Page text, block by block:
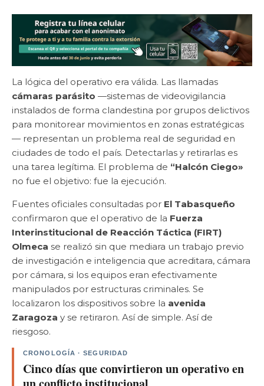
La lógica del operativo era válida. Las llamadas
cámaras parásito —sistemas de videovigilancia
instalados de forma clandestina por grupos delictivos
para monitorear movimientos en zonas estratégicas
— representan un problema real de seguridad en
ciudades de todo el país. Detectarlas y retirarlas es
una tarea legítima. El problema de “Halcón Ciego»
no fue el objetivo: fue la ejecución.
Fuentes oficiales consultadas por El Tabasqueño
confirmaron que el operativo de la Fuerza
Interinstitucional de Reacción Táctica (FIRT)
Olmeca se realizó sin que mediara un trabajo previo
de investigación e inteligencia que acreditara, cámara
por cámara, si los equipos eran efectivamente
manipulados por estructuras criminales. Se
localizaron los dispositivos sobre la avenida
Zaragoza y se retiraron. Así de simple. Así de
riesgoso.
CRONOLOGÍA · SEGURIDAD
Cinco días que convirtieron un operativo en